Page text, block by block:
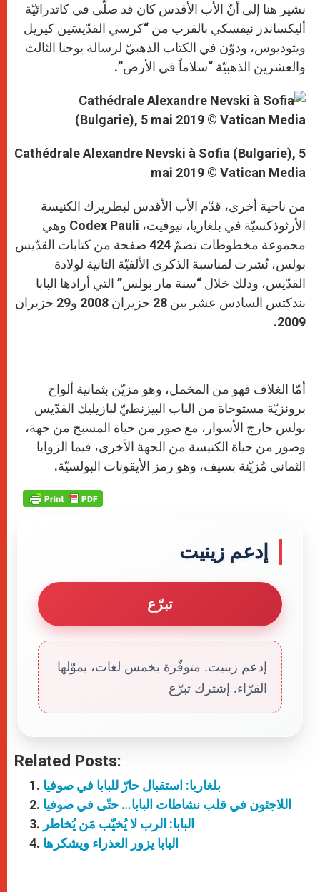
نشير هنا إلى أنّ الأب الأقدس كان قد صلّى في كاتدرائيّة
أليكساندر نيفسكي بالقرب من “كرسي القدّيسَين كيريل
ويثوديوس، ودوّن في الكتاب الذهبيّ لرسالة يوحنا الثالث
والعشرين الذهبيّة “سلاماً في الأرض”.
Cathédrale Alexandre Nevski à Sofia (Bulgarie), 5
mai 2019 © Vatican Media
من ناحية أخرى، قدّم الأب الأقدس لبطريرك الكنيسة
الأرثوذكسيّة في بلغاريا، نيوفيت، Codex Pauli وهي
مجموعة مخطوطات تضمّ 424 صفحة من كتابات القدّيس
بولس، نُشرت لمناسبة الذكرى الألفيّة الثانية لولادة
القدّيس، وذلك خلال “سنة مار بولس” التي أرادها البابا
بندكتس السادس عشر بين 28 حزيران 2008 و29 حزيران
2009.
أمّا الغلاف فهو من المخمل، وهو مزيّن بثمانية ألواح
برونزيّة مستوحاة من الباب البيزنطيّ لبازيليك القدّيس
بولس خارج الأسوار، مع صور من حياة المسيح من جهة،
وصور من حياة الكنيسة من الجهة الأخرى، فيما الزوايا
الثماني مُزيّنة بسيف، وهو رمز الأيقونات البولسيّة.
إدعم زينيت
تبرّع
إدعم زينيت. متوفّرة بخمس لغات، يموّلها
القرّاء. إشترك تبرّع
Related Posts:
بلغاريا: استقبال حارّ للبابا في صوفيا
اللاجئون في قلب نشاطات البابا… حتّى في صوفيا
البابا: الرب لا يُخيّب مَن يُخاطر
البابا يزور العذراء ويشكرها